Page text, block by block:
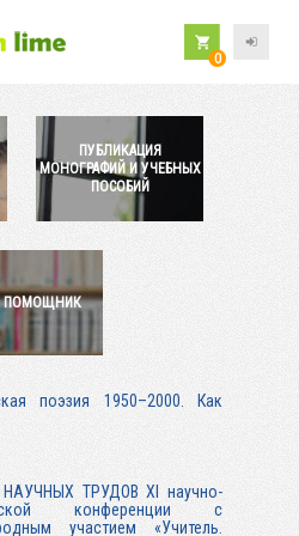
0
ПУБЛИКАЦИЯ
МОНОГРАФИЙ И УЧЕБНЫХ
ПОСОБИЙ
ПОМОЩНИК
поэзия 1950–2000. Как
ТРУДОВ ХI научно-
конференции с
участием «Учитель.